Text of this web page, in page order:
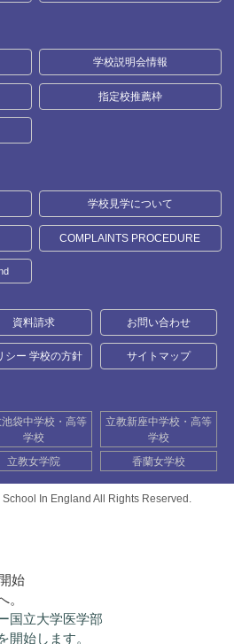
学校説明会情報
指定校推薦枠
学校見学について
COMPLAINTS PROCEDURE
資料請求 お問い合わせ
シー 学校の方針 サイトマップ
池袋中学校・高等
学校
立教新座中学校・高等
学校
立教女学院 香蘭女学校
School In England All Rights Reserved.
始
。
国立大学医学部
開始します。